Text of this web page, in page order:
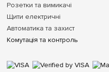
Розетки та вимикачі
Щити електричні
Автоматика та захист
Комутація та контроль